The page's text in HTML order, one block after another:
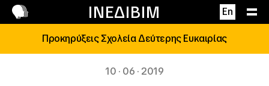
ΙΝΕΔΙΒΙΜ En
Επικοινωνία
Προκηρύξεις Σχολεία Δεύτερης Ευκαιρίας
10 · 06 · 2019